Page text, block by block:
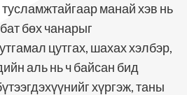
манай хэв нь
бөх чанарыг
цутгах, шахах хэлбэр,
аль нь ч байсан бид
хүргэж, таны